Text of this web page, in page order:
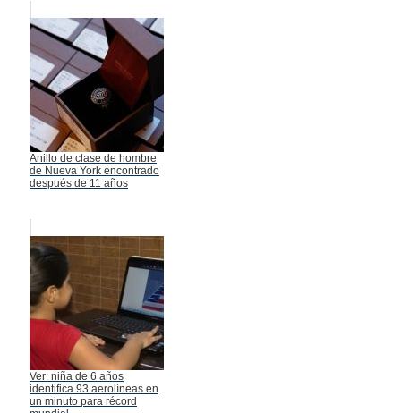
Anillo de clase de hombre
de Nueva York encontrado
después de 11 años
Ver: niña de 6 años
identifica 93 aerolíneas en
un minuto para récord